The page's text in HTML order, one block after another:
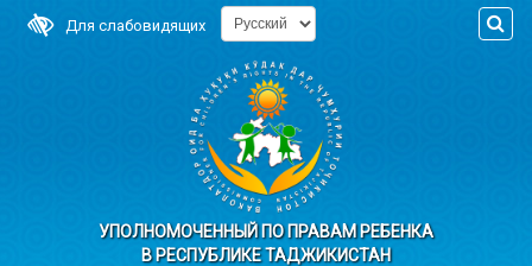
Для слабовидящих
УПОЛНОМОЧЕННЫЙ ПО ПРАВАМ РЕБЕНКА
В РЕСПУБЛИКЕ ТАДЖИКИСТАН